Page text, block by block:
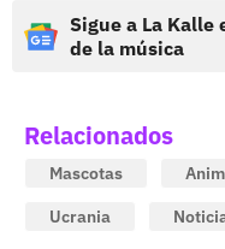
Sigue a La Kalle
de la música
Relacionados
Mascotas
Ucrania